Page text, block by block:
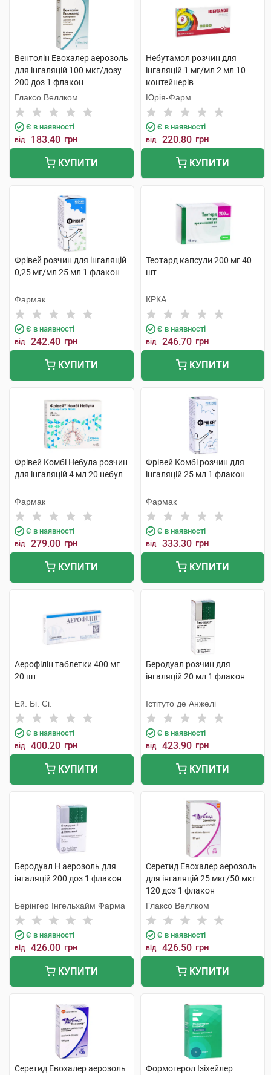
Вентолін Евохалер аерозоль
для інгаляцій 100 мкг/дозу
200 доз 1 флакон
Глаксо Веллком
Є в наявності
від 183.40 грн
КУПИТИ
Небутамол розчин для
інгаляцій 1 мг/мл 2 мл 10
контейнерів
Юрія-Фарм
Є в наявності
від 220.80 грн
КУПИТИ
Фрівей розчин для інгаляцій
0,25 мг/мл 25 мл 1 флакон
Фармак
Є в наявності
від 242.40 грн
КУПИТИ
Теотард капсули 200 мг 40
шт
КРКА
Є в наявності
від 246.70 грн
КУПИТИ
Фрівей Комбі Небула розчин
для інгаляцій 4 мл 20 небул
Фармак
Є в наявності
від 279.00 грн
КУПИТИ
Фрівей Комбі розчин для
інгаляцій 25 мл 1 флакон
Фармак
Є в наявності
від 333.30 грн
КУПИТИ
Аерофілін таблетки 400 мг
20 шт
Ей. Бі. Сі.
Є в наявності
від 400.20 грн
КУПИТИ
Беродуал розчин для
інгаляцій 20 мл 1 флакон
Істітуто де Анжелі
Є в наявності
від 423.90 грн
КУПИТИ
Беродуал Н аерозоль для
інгаляцій 200 доз 1 флакон
Берінгер Інгельхайм Фарма
Є в наявності
від 426.00 грн
КУПИТИ
Серетид Евохалер аерозоль
для інгаляцій 25 мкг/50 мкг
120 доз 1 флакон
Глаксо Веллком
Є в наявності
від 426.50 грн
КУПИТИ
Серетид Евохалер аерозоль
Формотерол Ізіхейлер